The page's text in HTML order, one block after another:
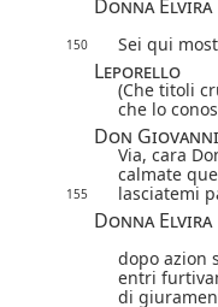
Donna Elvira
150 Sei qui
Leporello
(Che titoli
che lo
Don Giovanni
Via, cara
calmate
155 lasciatemi
Donna Elvira
dopo azion
entri
di